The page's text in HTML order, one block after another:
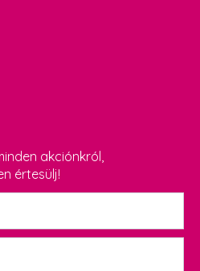
akciónkról,
értesülj!